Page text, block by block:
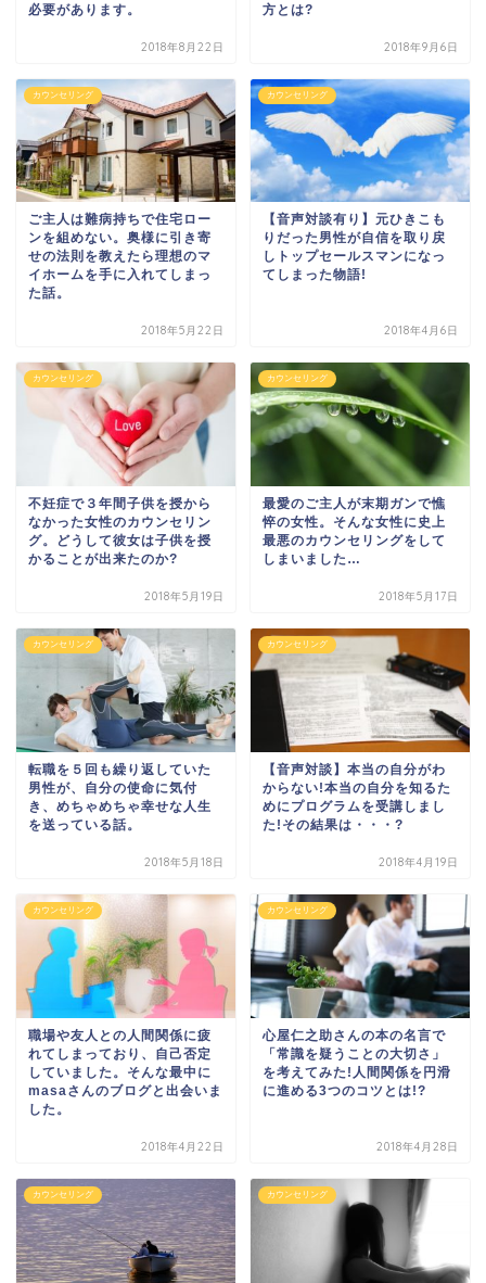
必要があります。
2018年8月22日
方とは?
2018年9月6日
カウンセリング
ご主人は難病持ちで住宅ロー
ンを組めない。奥様に引き寄
せの法則を教えたら理想のマ
イホームを手に入れてしまっ
た話。
2018年5月22日
カウンセリング
【音声対談有り】元ひきこも
りだった男性が自信を取り戻
しトップセールスマンになっ
てしまった物語!
2018年4月6日
カウンセリング
不妊症で３年間子供を授から
なかった女性のカウンセリン
グ。どうして彼女は子供を授
かることが出来たのか?
2018年5月19日
カウンセリング
最愛のご主人が末期ガンで憔
悴の女性。そんな女性に史上
最悪のカウンセリングをして
しまいました…
2018年5月17日
カウンセリング
転職を５回も繰り返していた
男性が、自分の使命に気付
き、めちゃめちゃ幸せな人生
を送っている話。
2018年5月18日
カウンセリング
【音声対談】本当の自分がわ
からない!本当の自分を知るた
めにプログラムを受講しまし
た!その結果は・・・?
2018年4月19日
カウンセリング
職場や友人との人間関係に疲
れてしまっており、自己否定
していました。そんな最中に
masaさんのブログと出会いま
した。
2018年4月22日
カウンセリング
心屋仁之助さんの本の名言で
「常識を疑うことの大切さ」
を考えてみた!人間関係を円滑
に進める3つのコツとは!?
2018年4月28日
カウンセリング カウンセリング